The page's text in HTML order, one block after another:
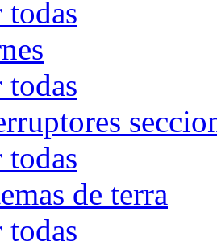
todas
todas
todas
de terra
todas